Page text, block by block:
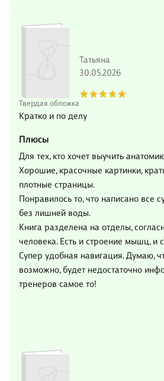
Твердая обложка
Татьяна
30.05.2026
Кратко и по делу
Плюсы
Для тех, кто хочет выучить
Хорошие, красочные картинки,
плотные страницы.
Понравилось то, что написано все
без лишней воды.
Книга разделена на отделы,
человека. Есть и строение мышц, и
Супер удобная навигация. Думаю,
возможно, будет недостаточно
тренеров самое то!